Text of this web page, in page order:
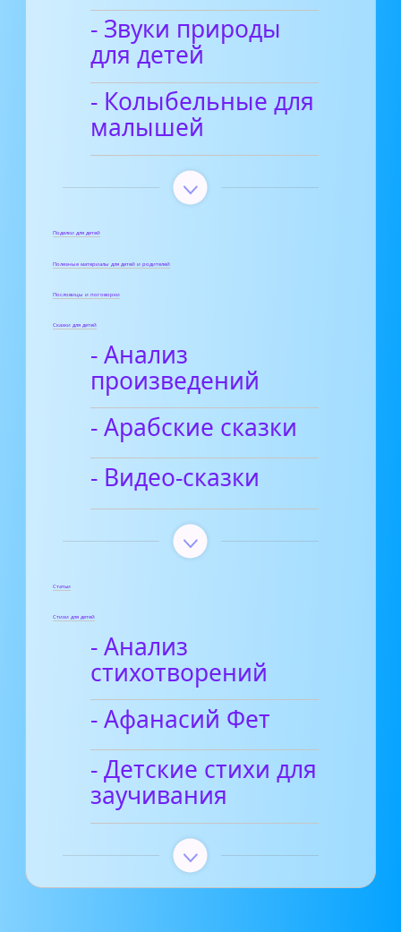
- Звуки природы
для детей
- Колыбельные для
малышей
Поделки для детей
Полезные материалы для детей и родителей
Пословицы и поговорки
Сказки для детей
- Анализ
произведений
- Арабские сказки
- Видео-сказки
Статьи
Стихи для детей
- Анализ
стихотворений
- Афанасий Фет
- Детские стихи для
заучивания